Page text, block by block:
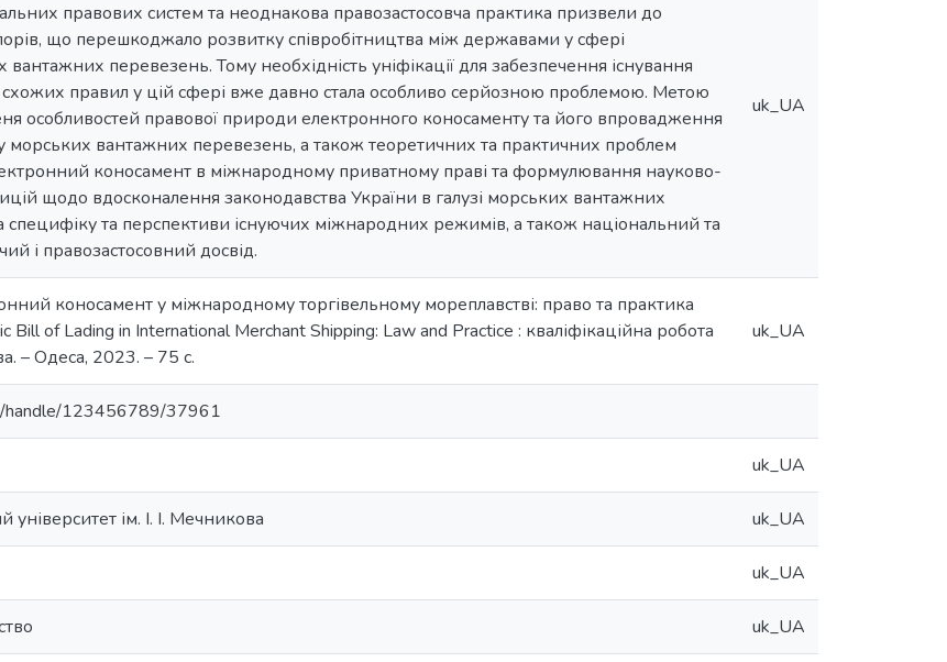
правових систем та неоднакова правозастосовча практика призвели до
що перешкоджало розвитку співробітництва між державами у сфері
перевезень. Тому необхідність уніфікації для забезпечення існування
правил у цій сфері вже давно стала особливо серйозною проблемою. Метою
особливостей правової природи електронного коносаменту та його впровадження
морських вантажних перевезень, а також теоретичних та практичних проблем
коносамент в міжнародному приватному праві та формулювання науково-
щодо вдосконалення законодавства України в галузі морських вантажних
специфіку та перспективи існуючих міжнародних режимів, а також національний та
і правозастосовний досвід.
uk_UA
коносамент у міжнародному торгівельному мореплавстві: право та практика
Bill of Lading in International Merchant Shipping: Law and Practice : кваліфікаційна робота
– Одеса, 2023. – 75 с.
uk_UA
handle/123456789/37961
uk_UA
ім. І. І. Мечникова uk_UA
uk_UA
uk_UA